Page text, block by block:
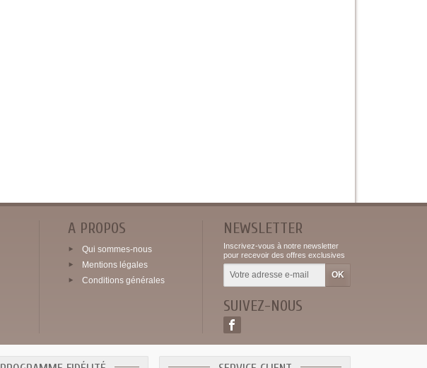
A PROPOS
Qui sommes-nous
Mentions légales
Conditions générales
NEWSLETTER
Inscrivez-vous à notre newsletter
pour recevoir des offres exclusives
SUIVEZ-NOUS